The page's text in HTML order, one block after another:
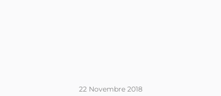
22 Novembre 2018